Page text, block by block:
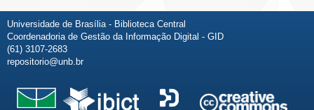
Universidade de Brasília - Biblioteca Central
Coordenadoria de Gestão da Informação Digital - GID
(61) 3107-2683
repositorio@unb.br